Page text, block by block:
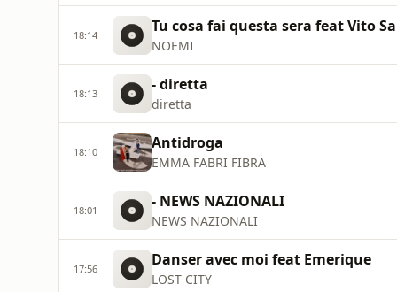
18:14 Tu cosa fai questa sera feat Vito
NOEMI
18:13 - diretta
diretta
18:10 Antidroga
EMMA FABRI FIBRA
18:01 - NEWS NAZIONALI
NEWS NAZIONALI
17:56 Danser avec moi feat Emerique
LOST CITY